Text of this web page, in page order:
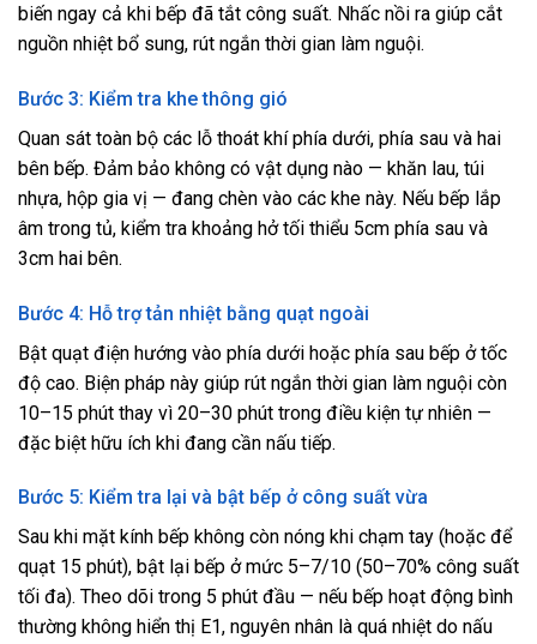
biến ngay cả khi bếp đã tắt công suất. Nhấc nồi ra giúp cắt
nguồn nhiệt bổ sung, rút ngắn thời gian làm nguội.
Bước 3: Kiểm tra khe thông gió
Quan sát toàn bộ các lỗ thoát khí phía dưới, phía sau và hai
bên bếp. Đảm bảo không có vật dụng nào — khăn lau, túi
nhựa, hộp gia vị — đang chèn vào các khe này. Nếu bếp lắp
âm trong tủ, kiểm tra khoảng hở tối thiểu 5cm phía sau và
3cm hai bên.
Bước 4: Hỗ trợ tản nhiệt bằng quạt ngoài
Bật quạt điện hướng vào phía dưới hoặc phía sau bếp ở tốc
độ cao. Biện pháp này giúp rút ngắn thời gian làm nguội còn
10–15 phút thay vì 20–30 phút trong điều kiện tự nhiên —
đặc biệt hữu ích khi đang cần nấu tiếp.
Bước 5: Kiểm tra lại và bật bếp ở công suất vừa
Sau khi mặt kính bếp không còn nóng khi chạm tay (hoặc để
quạt 15 phút), bật lại bếp ở mức 5–7/10 (50–70% công suất
tối đa). Theo dõi trong 5 phút đầu — nếu bếp hoạt động bình
thường không hiển thị E1, nguyên nhân là quá nhiệt do nấu